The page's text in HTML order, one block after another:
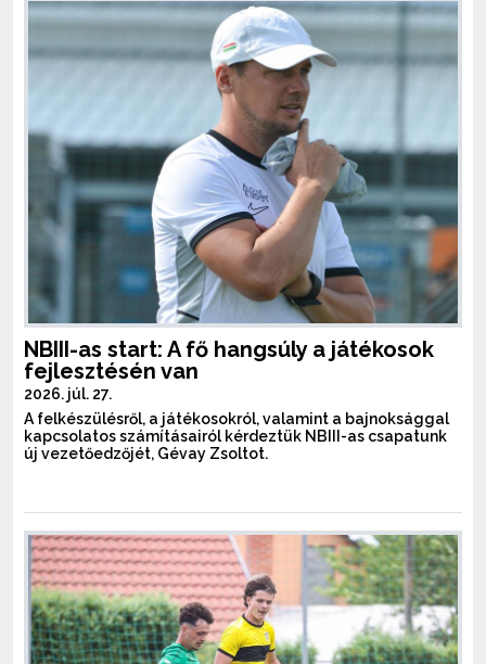
NBIII-as start: A fő hangsúly a játékosok
fejlesztésén van
2026. júl. 27.
A felkészülésről, a játékosokról, valamint a bajnoksággal
kapcsolatos számításairól kérdeztük NBIII-as csapatunk
új vezetőedzőjét, Gévay Zsoltot.